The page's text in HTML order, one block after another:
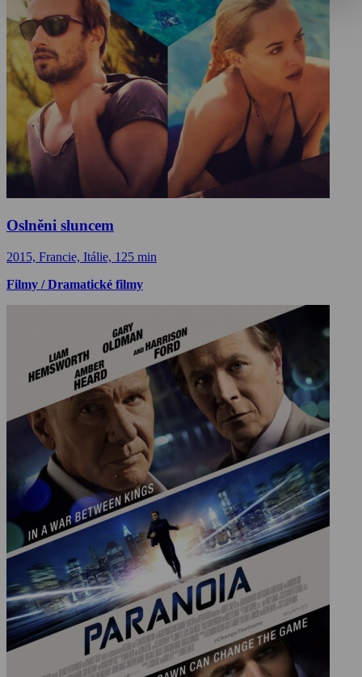
Oslněni sluncem
2015, Francie, Itálie, 125 min
Filmy / Dramatické filmy